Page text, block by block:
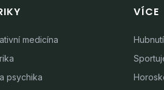
medicína
psychika
VÍCE